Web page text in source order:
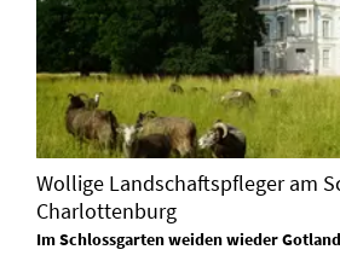
Wollige Landschaftspfleger am
Charlottenburg
Im Schlossgarten weiden wieder